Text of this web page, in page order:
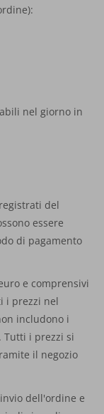
nel giorno in
del
essere
di pagamento
e comprensivi
i prezzi nel
includono i
Tutti i prezzi si
il negozio
dell'ordine e